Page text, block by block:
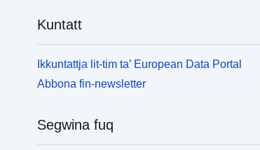
Kuntatt
Ikkuntattja lit-tim ta’ European Data Portal
Abbona fin-newsletter
Segwina fuq